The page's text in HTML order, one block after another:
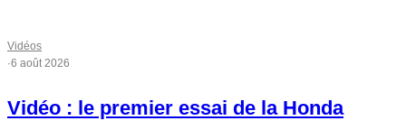
Vidéos
·6 août 2026
Vidéo : le premier essai de la Honda